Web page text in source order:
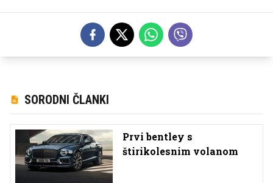
SORODNI ČLANKI
Prvi bentley s
štirikolesnim volanom